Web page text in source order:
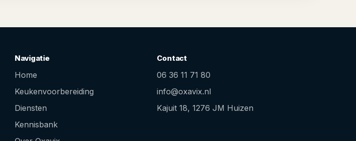
Navigatie
Home
Keukenvoorbereiding
Diensten
Kennisbank
Contact
06 36 11 71 80
info@oxavix.nl
Kajuit 18, 1276 JM Huizen